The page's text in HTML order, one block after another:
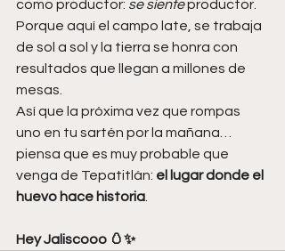
como productor: se siente productor.
Porque aquí el campo late, se trabaja
de sol a sol y la tierra se honra con
resultados que llegan a millones de
mesas.
Así que la próxima vez que rompas
uno en tu sartén por la mañana…
piensa que es muy probable que
venga de Tepatitlán: el lugar donde el
huevo hace historia.
Hey Jaliscooo 🥚✨